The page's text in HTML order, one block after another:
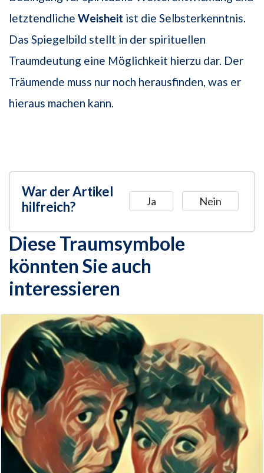
letztendliche Weisheit ist die Selbsterkenntnis.
Das Spiegelbild stellt in der spirituellen
Traumdeutung eine Möglichkeit hierzu dar. Der
Träumende muss nur noch herausfinden, was er
hieraus machen kann.
War der Artikel
hilfreich?
Ja Nein
Diese Traumsymbole
könnten Sie auch
interessieren